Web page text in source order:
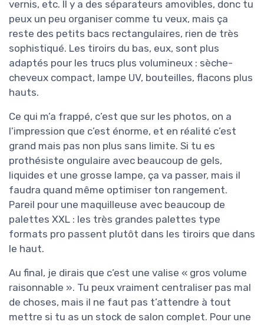
vernis, etc. Il y a des séparateurs amovibles, donc tu
peux un peu organiser comme tu veux, mais ça
reste des petits bacs rectangulaires, rien de très
sophistiqué. Les tiroirs du bas, eux, sont plus
adaptés pour les trucs plus volumineux : sèche-
cheveux compact, lampe UV, bouteilles, flacons plus
hauts.
Ce qui m’a frappé, c’est que sur les photos, on a
l’impression que c’est énorme, et en réalité c’est
grand mais pas non plus sans limite. Si tu es
prothésiste ongulaire avec beaucoup de gels,
liquides et une grosse lampe, ça va passer, mais il
faudra quand même optimiser ton rangement.
Pareil pour une maquilleuse avec beaucoup de
palettes XXL : les très grandes palettes type
formats pro passent plutôt dans les tiroirs que dans
le haut.
Au final, je dirais que c’est une valise « gros volume
raisonnable ». Tu peux vraiment centraliser pas mal
de choses, mais il ne faut pas t’attendre à tout
mettre si tu as un stock de salon complet. Pour une